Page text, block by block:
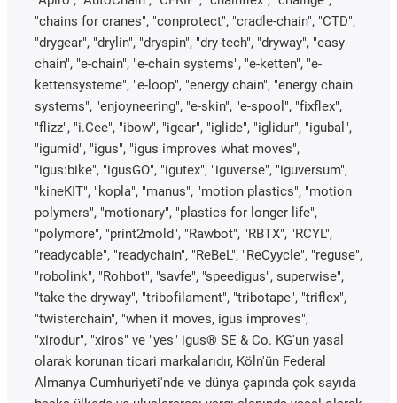
"chains for cranes", "conprotect", "cradle-chain", "CTD",
"drygear", "drylin", "dryspin", "dry-tech", "dryway", "easy
chain", "e-chain", "e-chain systems", "e-ketten", "e-
kettensysteme", "e-loop", "energy chain", "energy chain
systems", "enjoyneering", "e-skin", "e-spool", "fixflex",
"flizz", "i.Cee", "ibow", "igear", "iglide", "iglidur", "igubal",
"igumid", "igus", "igus improves what moves",
"igus:bike", "igusGO", "igutex", "iguverse", "iguversum",
"kineKIT", "kopla", "manus", "motion plastics", "motion
polymers", "motionary", "plastics for longer life",
"polymore", "print2mold", "Rawbot", "RBTX", "RCYL",
"readycable", "readychain", "ReBeL", "ReCyycle", "reguse",
"robolink", "Rohbot", "savfe", "speedigus", superwise",
"take the dryway", "tribofilament", "tribotape", "triflex",
"twisterchain", "when it moves, igus improves",
"xirodur", "xiros" ve "yes" igus® SE & Co. KG'un yasal
olarak korunan ticari markalarıdır, Köln'ün Federal
Almanya Cumhuriyeti'nde ve dünya çapında çok sayıda